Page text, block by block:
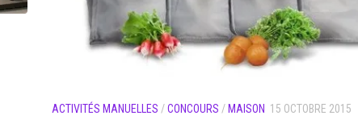
ACTIVITÉS MANUELLES /CONCOURS / MAISON 15 OCTOBRE 2015